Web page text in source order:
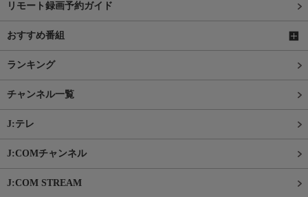
リモート録画予約ガイド
おすすめ番組
ランキング
チャンネル一覧
J:テレ
J:COMチャンネル
J:COM STREAM